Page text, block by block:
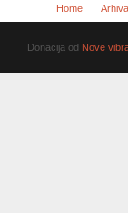
Home Arhiva
Donacija od Nove